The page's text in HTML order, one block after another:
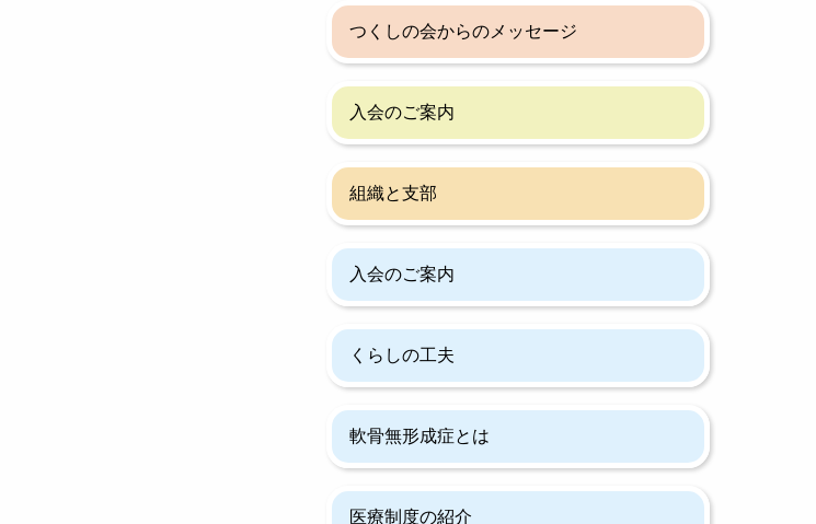
つくしの会からのメッセージ
入会のご案内
組織と支部
入会のご案内
くらしの工夫
軟骨無形成症とは
医療制度の紹介